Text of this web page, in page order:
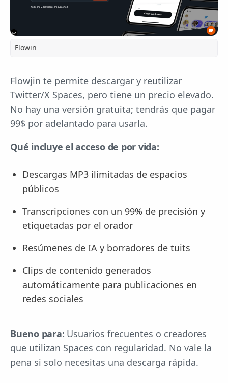
Flowin
Flowjin te permite descargar y reutilizar
Twitter/X Spaces, pero tiene un precio elevado.
No hay una versión gratuita; tendrás que pagar
99$ por adelantado para usarla.
Qué incluye el acceso de por vida:
Descargas MP3 ilimitadas de espacios
públicos
Transcripciones con un 99% de precisión y
etiquetadas por el orador
Resúmenes de IA y borradores de tuits
Clips de contenido generados
automáticamente para publicaciones en
redes sociales
Bueno para: Usuarios frecuentes o creadores
que utilizan Spaces con regularidad. No vale la
pena si solo necesitas una descarga rápida.